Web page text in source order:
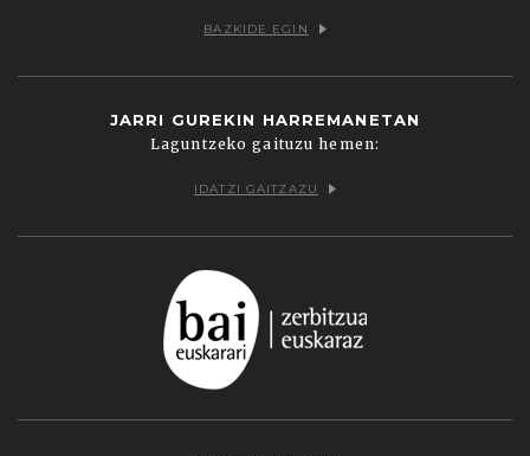
BAZKIDE EGIN
JARRI GUREKIN HARREMANETAN
Laguntzeko gaituzu hemen:
IDATZI GAITZAZU